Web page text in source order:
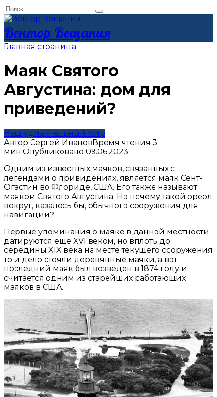
Перейти
к
контенту
Search
for:
Вектор Вещания
Главная страница
Маяк Святого
Августина: дом для
приведений?
Наш удивительный мир
Автор Сергей ИвановВремя чтения 3
мин.Опубликовано 09.06.2023
Одним из известных маяков, связанных с
легендами о привидениях, является маяк Сент-
Огастин во Флориде, США. Его также называют
маяком Святого Августина. Но почему такой ореол
вокруг, казалось бы, обычного сооружения для
навигации?
Первые упоминания о маяке в данной местности
датируются еще XVI веком, но вплоть до
середины XIX века на месте текущего сооружения
то и дело стояли деревянные маяки, а вот
последний маяк был возведен в 1874 году и
считается одним из старейших работающих
маяков в США.